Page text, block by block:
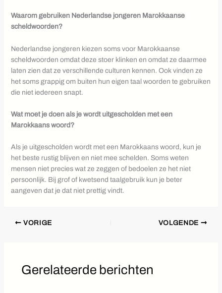
Waarom gebruiken Nederlandse jongeren Marokkaanse
scheldwoorden?
Nederlandse jongeren kiezen soms voor Marokkaanse
scheldwoorden omdat deze stoer klinken en omdat ze daarmee
laten zien dat ze verschillende culturen kennen. Ook vinden ze
het soms grappig om buiten hun eigen taal woorden te gebruiken
die niet iedereen snapt.
Wat moet je doen als je wordt uitgescholden met een
Marokkaans woord?
Als je uitgescholden wordt met een Marokkaans woord, kun je
het beste rustig blijven en niet mee schelden. Soms weten
mensen niet precies wat ze zeggen of bedoelen ze het niet
persoonlijk. Bij grof of kwetsend taalgebruik kun je beter
aangeven dat je dat niet prettig vindt.
VORIGE VOLGENDE
Gerelateerde berichten